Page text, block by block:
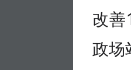
改
政场